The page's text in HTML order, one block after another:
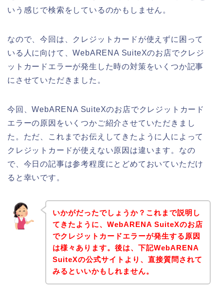
いう感じで検索をしているのかもしません。
なので、今回は、クレジットカードが使えずに困って
いる人に向けて、WebARENA SuiteXのお店でクレジ
ットカードエラーが発生した時の対策をいくつか記事
にさせていただきました。
今回、WebARENA SuiteXのお店でクレジットカード
エラーの原因をいくつかご紹介させていただきまし
た。ただ、これまでお伝えしてきたように人によって
クレジットカードが使えない原因は違います。なの
で、今日の記事は参考程度にとどめておいていただけ
ると幸いです。
いかがだったでしょうか？これまで説明し
てきたように、WebARENA SuiteXのお店
でクレジットカードエラーが発生する原因
は様々あります。後は、下記WebARENA
SuiteXの公式サイトより、直接質問されて
みるといいかもしれません。